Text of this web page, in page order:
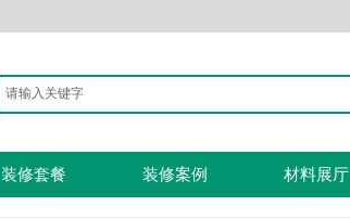
装修套餐 装修案例 材料展厅